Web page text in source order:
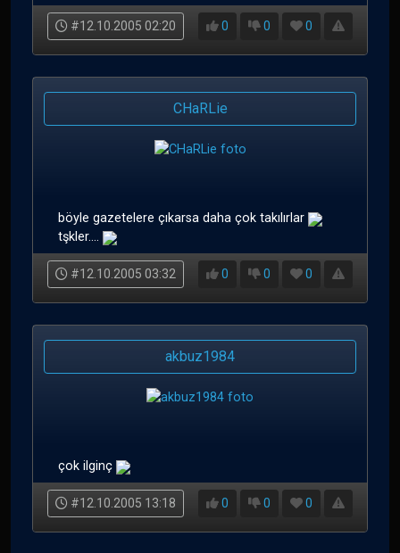
#12.10.2005 02:20 0 0 0
CHaRLie
böyle gazetelere çıkarsa daha çok takılırlar
tşkler....
#12.10.2005 03:32 0 0 0
akbuz1984
çok ilginç
#12.10.2005 13:18 0 0 0